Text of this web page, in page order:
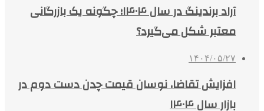
آراد برندینگ در سال ۱۴۰۴؛ چگونه یک بازرگانی
معتبر شکل می‌گیرد؟
۱۴۰۴/۰۵/۲۷
افزایش تقاضا، نوسان قیمت چدن دست دوم در
بازار سال ۱۴۰۴